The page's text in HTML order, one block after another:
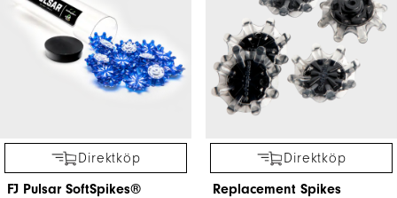
Direktköp
FJ Pulsar SoftSpikes®
Direktköp
Replacement Spikes